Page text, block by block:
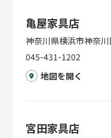
亀屋家具店
神奈川県横浜市神奈
045-431-1202
地図を開く
宮田家具店